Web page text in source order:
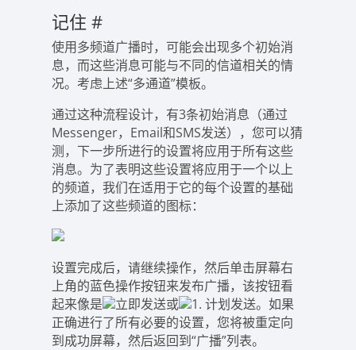
记住 #
使用多频道广播时，可能会出现多个初始消
息，而这些消息可能与不同的信道相关的情
况。考虑上述“多通道”模板。
通过这种流程设计，有3条初始消息（通过
Messenger，Email和SMS发送），您可以猜
测，下一步所进行的设置将应用于所有这些
消息。为了表明这些设置将应用于一个以上
的频道，我们在适用于它的每个设置的基础
上添加了这些频道的图标：
设置完成后，请继续操作，然后单击屏幕右
上角的蓝色操作按钮来发布广播，该按钮看
起来像是
立即发送或
1. 计划发送。如果
正确进行了所有必要的设置，您将被重定向
到成功屏幕，然后返回到“广播”列表。